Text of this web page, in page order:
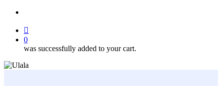
0
was successfully added to your cart.